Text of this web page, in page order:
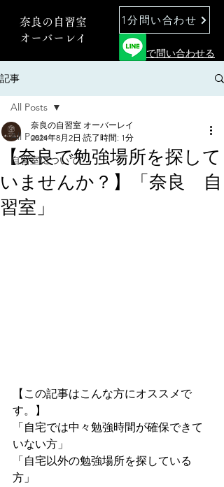
奈良の自習室
オーバーレイ
1分問い合わせ
で問い合わせる
記事
All Posts
自習室について
All Posts
【奈良で勉強場所を探して
いませんか？】「奈良 自
習室」
奈良の自習室 オーバーレイ
2024年8月2日 読了時間: 1分
【この記事はこんな方にオススメで
す。】
「自宅では中々勉強時間が確保できて
いない方」
「自宅以外の勉強場所を探している
方」